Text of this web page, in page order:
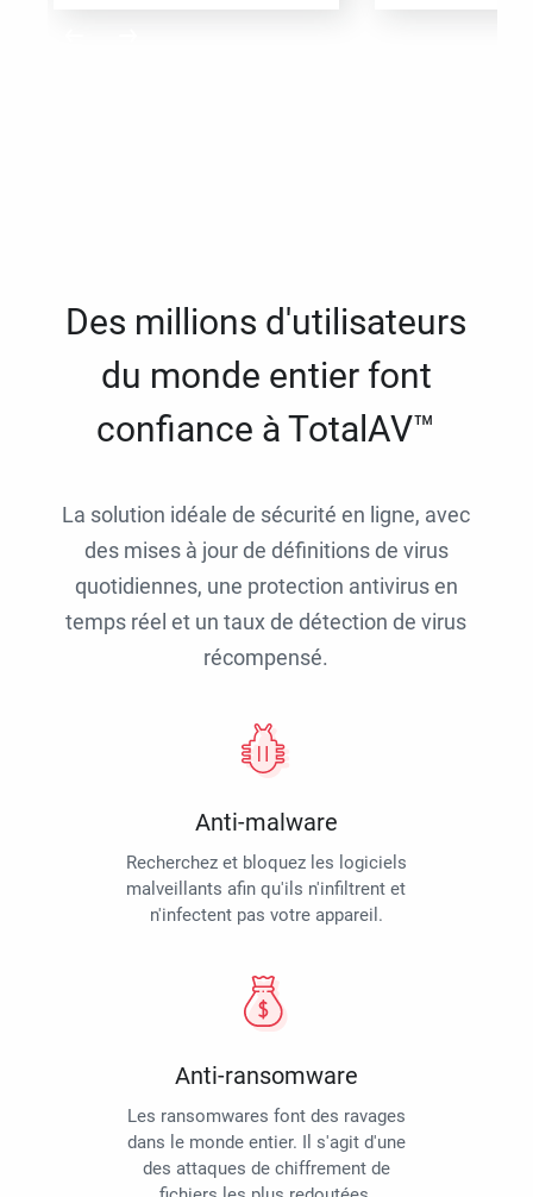
Des millions d'utilisateurs
du monde entier font
confiance à TotalAV™
La solution idéale de sécurité en ligne, avec
des mises à jour de définitions de virus
quotidiennes, une protection antivirus en
temps réel et un taux de détection de virus
récompensé.
Anti-malware
Recherchez et bloquez les logiciels
malveillants afin qu'ils n'infiltrent et
n'infectent pas votre appareil.
Anti-ransomware
Les ransomwares font des ravages
dans le monde entier. Il s'agit d'une
des attaques de chiffrement de